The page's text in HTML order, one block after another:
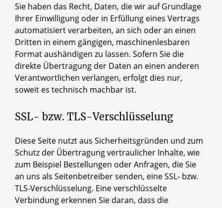
Sie haben das Recht, Daten, die wir auf Grundlage
Ihrer Einwilligung oder in Erfüllung eines Vertrags
automatisiert verarbeiten, an sich oder an einen
Dritten in einem gängigen, maschinenlesbaren
Format aushändigen zu lassen. Sofern Sie die
direkte Übertragung der Daten an einen anderen
Verantwortlichen verlangen, erfolgt dies nur,
soweit es technisch machbar ist.
SSL- bzw. TLS-Verschlüsselung
Diese Seite nutzt aus Sicherheitsgründen und zum
Schutz der Übertragung vertraulicher Inhalte, wie
zum Beispiel Bestellungen oder Anfragen, die Sie
an uns als Seitenbetreiber senden, eine SSL- bzw.
TLS-Verschlüsselung. Eine verschlüsselte
Verbindung erkennen Sie daran, dass die